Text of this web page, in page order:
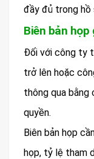
đầy đủ trong hồ
Biên bản họp
Đối với công ty
trở lên hoặc
thông qua bằng
quyền.
Biên bản họp
họp, tỷ lệ tham